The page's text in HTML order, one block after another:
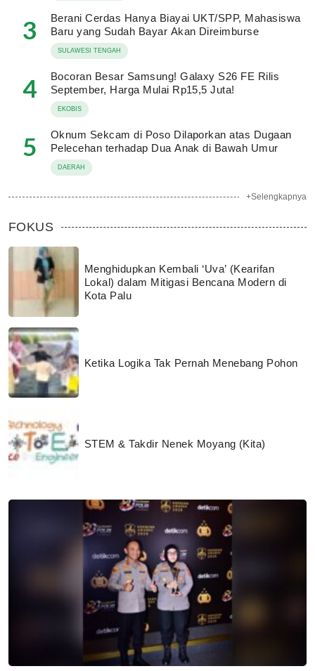
3
Berani Cerdas Hanya Biayai UKT/SPP, Mahasiswa
Baru yang Sudah Bayar Akan Direimburse
SULAWESI TENGAH
4
Bocoran Besar Samsung! Galaxy S26 FE Rilis
September, Harga Mulai Rp15,5 Juta!
EKOBIS
5
Oknum Sekcam di Poso Dilaporkan atas Dugaan
Pelecehan terhadap Dua Anak di Bawah Umur
DAERAH
+Selengkapnya
FOKUS
Menghidupkan Kembali ‘Uva’ (Kearifan
Lokal) dalam Mitigasi Bencana Modern di
Kota Palu
Ketika Logika Tak Pernah Menebang Pohon
STEM & Takdir Nenek Moyang (Kita)